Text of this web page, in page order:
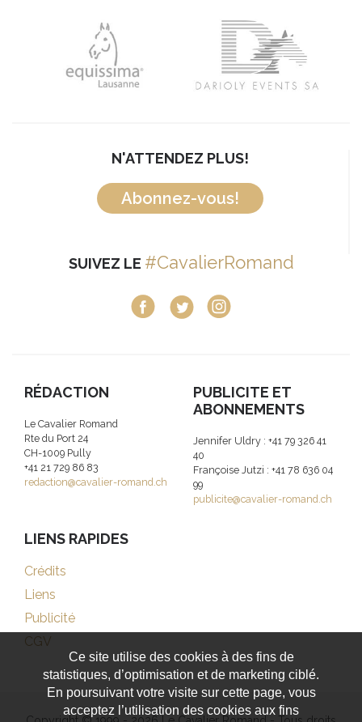
N'ATTENDEZ PLUS!
Abonnez-vous!
SUIVEZ LE #CavalierRomand
RÉDACTION
Le Cavalier Romand
Rte du Port 24
CH-1009 Pully
+41 21 729 86 83
redaction@cavalier-romand.ch
PUBLICITE ET
ABONNEMENTS
Jennifer Uldry : +41 79 326 41
40
Françoise Jutzi : +41 78 636 04
99
publicite@cavalier-romand.ch
LIENS RAPIDES
Crédits
Liens
Publicité
CGV
Ce site utilise des cookies à des fins de
statistiques, d’optimisation et de marketing ciblé.
En poursuivant votre visite sur cette page, vous
acceptez l’utilisation des cookies aux fins